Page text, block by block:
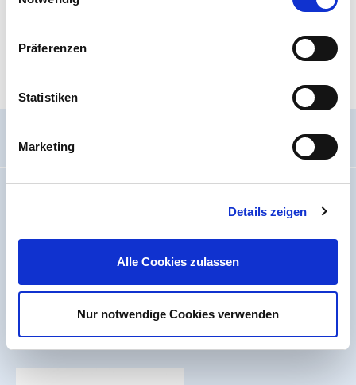
Präferenzen
Statistiken
Marketing
Details zeigen
Alle Cookies zulassen
Nur notwendige Cookies verwenden
Gummischlauch mit synthetischen Garneinsätzen
Allgemein
Code Of Conduct
Arbeiten bei PVC-Welt.de
Batterieverordnung
Erklärung zur Barrierefreiheit